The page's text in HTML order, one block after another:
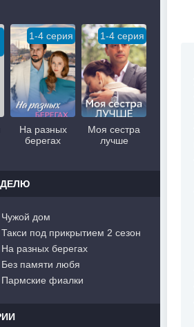
1-4 серия
На разных
берегах
1-4 серия
Моя сестра
лучше
Чужой дом
Такси под прикрытием 2 сезон
На разных берегах
Без памяти любя
Пармские фиалки